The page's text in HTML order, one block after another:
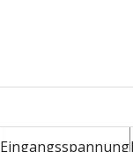
Eingangsspannung